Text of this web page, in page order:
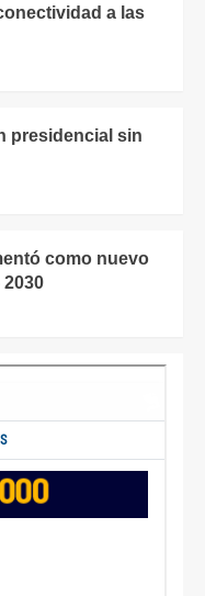
a las
presidencial sin
como nuevo